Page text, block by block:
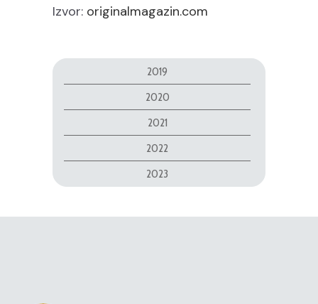
Izvor: originalmagazin.com
2019
2020
2021
2022
2023